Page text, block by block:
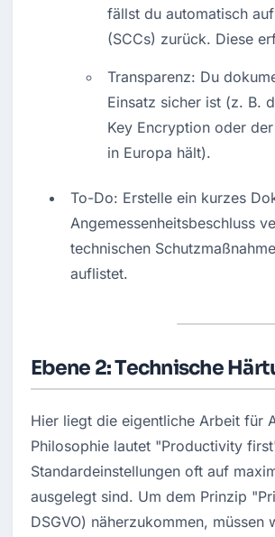
fällst du automatisch
(SCCs) zurück. Diese
Transparenz: Du
Einsatz sicher ist (z. B.
Key Encryption oder
in Europa hält).
To-Do: Erstelle ein kurzes
Angemessenheitsbeschluss
technischen
auflistet.
Ebene 2: Technische
Hier liegt die eigentliche Arbeit für
Philosophie lautet "Productivity
Standardeinstellungen oft auf
ausgelegt sind. Um dem Prinzip
DSGVO) näherzukommen, müssen